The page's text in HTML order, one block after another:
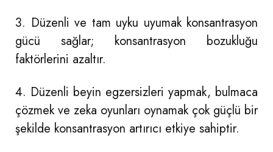
3. Düzenli ve tam uyku uyumak konsantrasyon
gücü sağlar; konsantrasyon bozukluğu
faktörlerini azaltır.
4. Düzenli beyin egzersizleri yapmak, bulmaca
çözmek ve zeka oyunları oynamak çok güçlü bir
şekilde konsantrasyon artırıcı etkiye sahiptir.